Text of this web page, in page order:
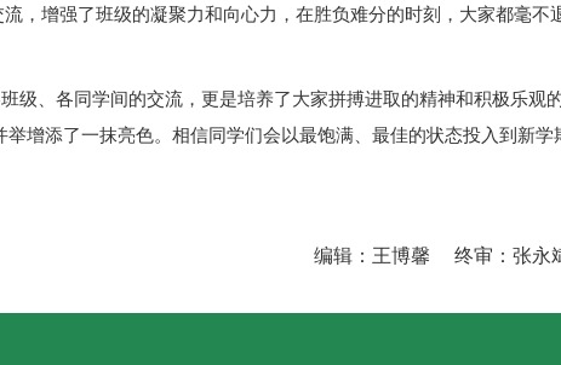
，增强了班级的凝聚力和向心力，在胜负难分的时刻，大家都毫不
级、各同学间的交流，更是培养了大家拼搏进取的精神和积极乐观
增添了一抹亮色。相信同学们会以最饱满、最佳的状态投入到新学
编辑：王博馨 终审：张永